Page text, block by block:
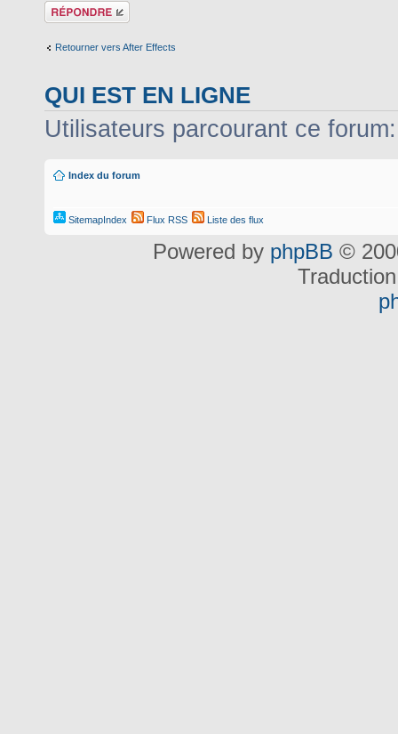
Répondre
Retourner vers After Effects
QUI EST EN LIGNE
Utilisateurs parcourant ce
Index du forum
SitemapIndex Flux RSS Liste des flux
Powered by phpBB ©